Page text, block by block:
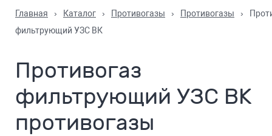
Главная › Каталог › Противогазы › Противогазы ›
фильтрующий УЗС ВК
Противогаз
фильтрующий УЗС ВК
противогазы